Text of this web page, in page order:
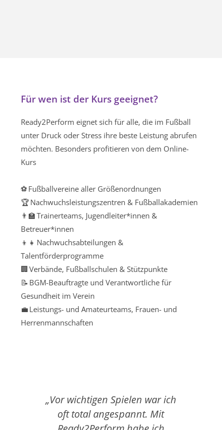
Für wen ist der Kurs geeignet?
Ready2Perform eignet sich für alle, die im Fußball
unter Druck oder Stress ihre beste Leistung abrufen
möchten. Besonders profitieren von dem Online-
Kurs
⚽ Fußballvereine aller Größenordnungen
🏆 Nachwuchsleistungszentren & Fußballakademien
👨‍🏫 Trainerteams, Jugendleiter*innen &
Betreuer*innen
👦👧 Nachwuchsabteilungen &
Talentförderprogramme
🏢 Verbände, Fußballschulen & Stützpunkte
📝 BGM-Beauftragte und Verantwortliche für
Gesundheit im Verein
💼 Leistungs- und Amateurteams, Frauen- und
Herrenmannschaften
„Vor wichtigen Spielen war ich
oft total angespannt. Mit